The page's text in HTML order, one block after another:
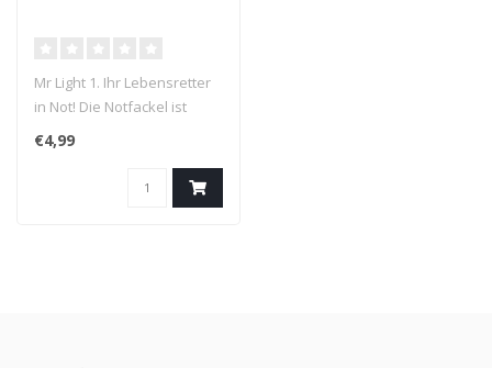
Mr Light 1. Ihr Lebensretter
in Not! Die Notfackel ist
unter allen Umständen se..
€4,99